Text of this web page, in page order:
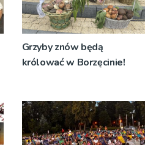
Grzyby znów będą
królować w Borzęcinie!